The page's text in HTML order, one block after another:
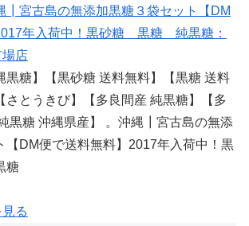
┃宮古島の無添加黒糖３袋セット【DM
年入荷中！黒砂糖 黒糖 純黒糖：
店
黒糖】【黒砂糖 送料無料】【黒糖 送料
さとうきび】【多良間産 純黒糖】【多
黒糖 沖縄県産】 。沖縄┃宮古島の無添
【DM便で送料無料】2017年入荷中！黒
糖
る